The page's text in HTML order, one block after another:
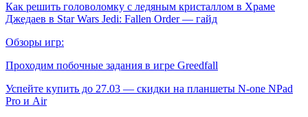
Как решить головоломку с ледяным кристаллом в Храме
Джедаев в Star Wars Jedi: Fallen Order — гайд
Обзоры игр:
Проходим побочные задания в игре Greedfall
Успейте купить до 27.03 — скидки на планшеты N-one NPad
Pro и Air